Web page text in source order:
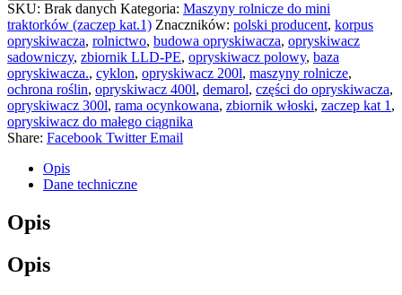
SKU: Brak danych Kategoria: Maszyny rolnicze do mini
traktorków (zaczep kat.1) Znaczników: polski producent, korpus
opryskiwacza, rolnictwo, budowa opryskiwacza, opryskiwacz
sadowniczy, zbiornik LLD-PE, opryskiwacz polowy, baza
opryskiwacza., cyklon, opryskiwacz 200l, maszyny rolnicze,
ochrona roślin, opryskiwacz 400l, demarol, części do opryskiwacza,
opryskiwacz 300l, rama ocynkowana, zbiornik włoski, zaczep kat 1 ,
opryskiwacz do małego ciągnika
Share: Facebook Twitter Email
Opis
Dane techniczne
Opis
Opis